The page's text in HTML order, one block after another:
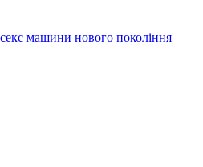
машини нового покоління